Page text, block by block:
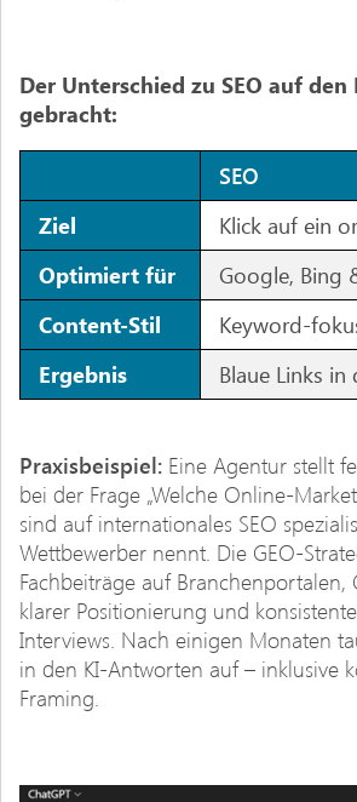
Der Unterschied zu SEO auf den
gebracht:
SEO
Ziel
Klick auf ein
Optimiert für
Google, Bing
Content-Stil
Keyword-
Ergebnis
Blaue Links in
Praxisbeispiel: Eine Agentur stellt
bei der Frage „Welche Online-
sind auf internationales SEO
Wettbewerber nennt. Die GEO-
Fachbeiträge auf Branchenportalen,
klarer Positionierung und
Interviews. Nach einigen Monaten
in den KI-Antworten auf – inklusive
Framing.